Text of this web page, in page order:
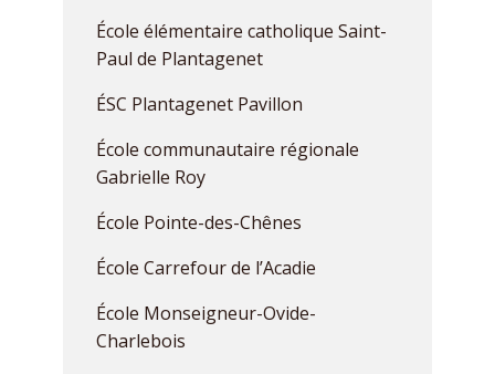
École élémentaire catholique Saint-
Paul de Plantagenet
ÉSC Plantagenet Pavillon
École communautaire régionale
Gabrielle Roy
École Pointe-des-Chênes
École Carrefour de l’Acadie
École Monseigneur-Ovide-
Charlebois